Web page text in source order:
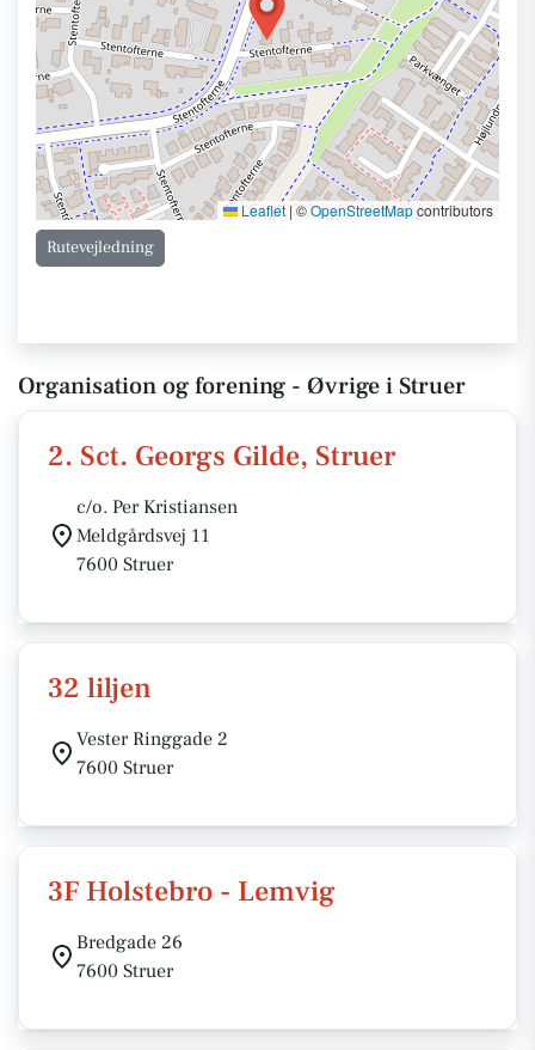
Leaflet | ©OpenStreetMapcontributors
Rutevejledning
Organisation og forening - Øvrige i Struer
2. Sct. Georgs Gilde, Struer
c/o. Per Kristiansen
Meldgårdsvej 11
7600 Struer
32 liljen
Vester Ringgade 2
7600 Struer
3F Holstebro - Lemvig
Bredgade 26
7600 Struer